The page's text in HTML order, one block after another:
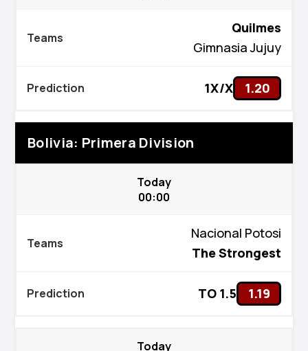
Quilmes
Gimnasia Jujuy
1X/X 1.20
Bolivia: Primera Division
Today
00:00
Nacional Potosi
The Strongest
TO 1.5 1.19
Today